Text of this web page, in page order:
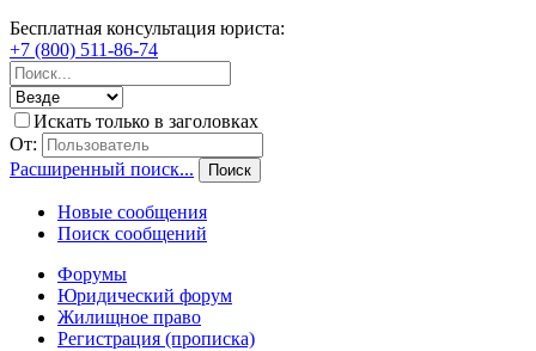
Бесплатная консультация юриста:
+7 (800) 511-86-74
Искать только в заголовках
От:
Расширенный поиск...
Поиск
Новые сообщения
Поиск сообщений
Форумы
Юридический форум
Жилищное право
Регистрация (прописка)